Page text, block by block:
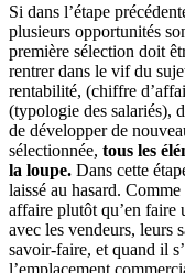
Si dans l’étape
plusieurs opportunités
première sélection doit
rentrer dans le vif du
rentabilité, (chiffre
(typologie des salariés),
de développer de
sélectionnée, tous les
la loupe. Dans cette
laissé au hasard.
affaire plutôt qu’en faire
avec les vendeurs, leurs
savoir-faire, et quand il
l’emplacement